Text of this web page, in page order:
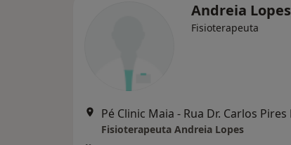
Andreia Lopes
Fisioterapeuta
Fisioterapeuta Andreia Lopes